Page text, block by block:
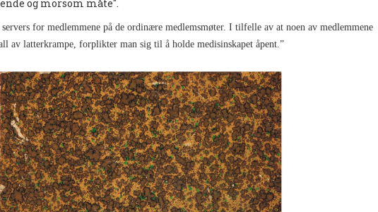
og morsom måte".
servers for medlemmene på de ordinære medlemsmøter. I tilfelle av at noen av medlemmene
av latterkrampe, forplikter man sig til å holde medisinskapet åpent.”